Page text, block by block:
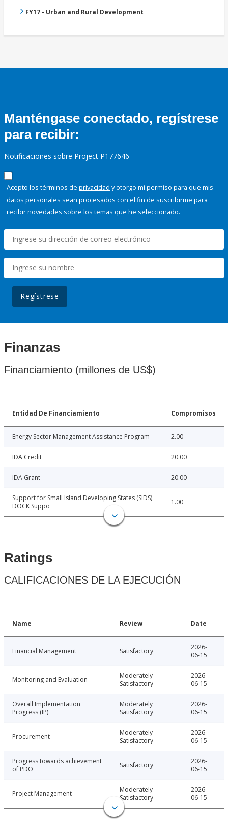
FY17 - Urban and Rural Development
Manténgase conectado, regístrese
para recibir:
Notificaciones sobre Project P177646
Acepto los términos de privacidad y otorgo mi permiso para que mis
datos personales sean procesados con el fin de suscribirme para
recibir novedades sobre los temas que he seleccionado.
Regístrese
Finanzas
Financiamiento (millones de US$)
Entidad De Financiamiento Compromisos
Energy Sector Management Assistance Program 2.00
IDA Credit 20.00
IDA Grant 20.00
Support for Small Island Developing States (SIDS)
DOCK Suppo
1.00
Ratings
CALIFICACIONES DE LA EJECUCIÓN
Name Review Date
Financial Management Satisfactory
2026-
06-15
Monitoring and Evaluation
Moderately
Satisfactory
2026-
06-15
Overall Implementation
Progress (IP)
Moderately
Satisfactory
2026-
06-15
Procurement
Moderately
Satisfactory
2026-
06-15
Progress towards achievement
of PDO
Satisfactory
2026-
06-15
Project Management
Moderately
Satisfactory
2026-
06-15